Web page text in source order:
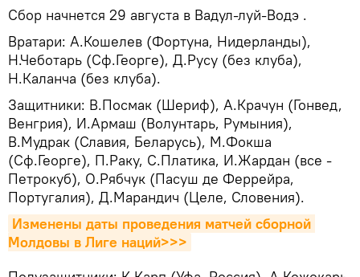
Сбор начнется 29 августа в Вадул-луй-Водэ .
Вратари: А.Кошелев (Фортуна, Нидерланды),
Н.Чеботарь (Сф.Георге), Д.Русу (без клуба),
Н.Каланча (без клуба).
Защитники: В.Посмак (Шериф), А.Крачун (Гонвед,
Венгрия), И.Армаш (Волунтарь, Румыния),
В.Мудрак (Славия, Беларусь), М.Фокша
(Сф.Георге), П.Раку, С.Платика, И.Жардан (все -
Петрокуб), О.Рябчук (Пасуш де Феррейра,
Португалия), Д.Марандич (Целе, Словения).
Изменены даты проведения матчей сборной
Молдовы в Лиге наций>>>